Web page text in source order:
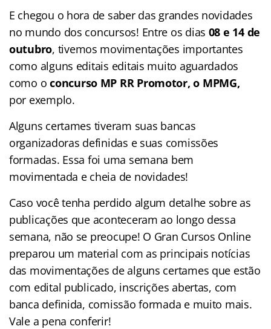
E chegou o hora de saber das grandes novidades
no mundo dos concursos! Entre os dias 08 e 14 de
outubro, tivemos movimentações importantes
como alguns editais editais muito aguardados
como oconcurso MP RR Promotor, o MPMG,
por exemplo.
Alguns certames tiveram suas bancas
organizadoras definidas e suas comissões
formadas. Essa foi uma semana bem
movimentada e cheia de novidades!
Caso você tenha perdido algum detalhe sobre as
publicações que aconteceram ao longo dessa
semana, não se preocupe! O Gran Cursos Online
preparou um material com as principais notícias
das movimentações de alguns certames que estão
com edital publicado, inscrições abertas, com
banca definida, comissão formada e muito mais.
Vale a pena conferir!